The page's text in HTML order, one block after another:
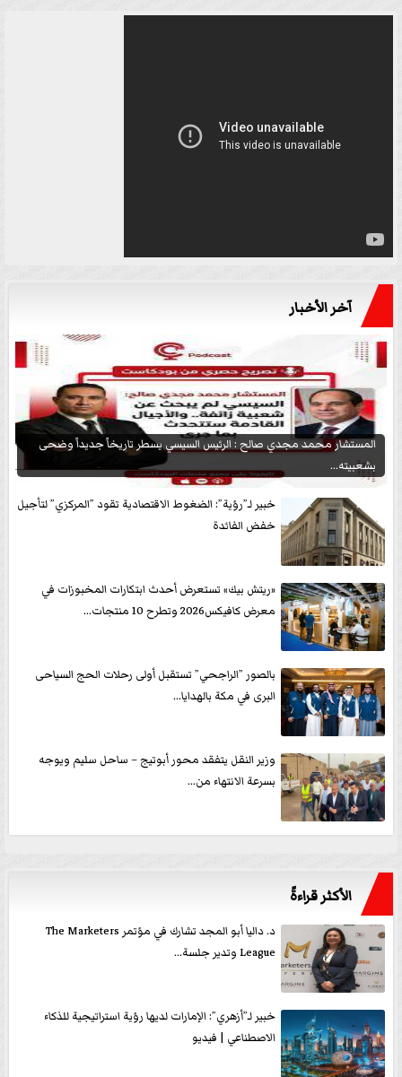
آخر الأخبار
المستشار محمد مجدي صالح : الرئيس السيسي يسطر تاريخاً جديداً وضحى
بشعبيته...
خبير لـ”رؤية”: الضغوط الاقتصادية تقود ”المركزي” لتأجيل
خفض الفائدة
«ريتش بيك» تستعرض أحدث ابتكارات المخبوزات في
معرض كافيكس2026 وتطرح 10 منتجات...
بالصور ”الراجحي” تستقبل أولى رحلات الحج السياحى
البرى في مكة بالهدايا...
وزير النقل يتفقد محور أبوتيج – ساحل سليم ويوجه
بسرعة الانتهاء من...
الأكثر قراءةً
د. داليا أبو المجد تشارك في مؤتمر The Marketers
League وتدير جلسة...
خبير لـ”أزهري”: الإمارات لديها رؤية استراتيجية للذكاء
الاصطناعي | فيديو